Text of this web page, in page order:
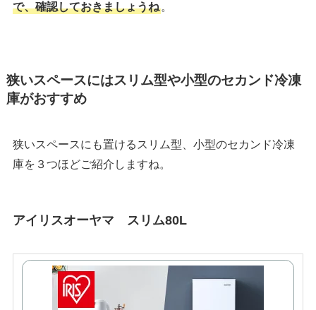
で、確認しておきましょうね。
狭いスペースにはスリム型や小型のセカンド冷凍
庫がおすすめ
狭いスペースにも置けるスリム型、小型のセカンド冷凍
庫を３つほどご紹介しますね。
アイリスオーヤマ スリム80L